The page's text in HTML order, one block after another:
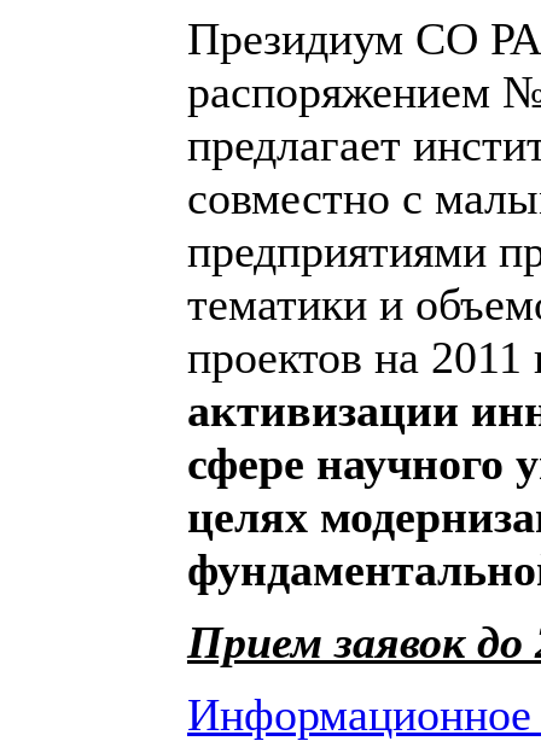
Президиум СО
распоряжением
предлагает
совместно с
предприятиями
тематики и
проектов на
активизации
сфере научного
целях
Прием заявок до